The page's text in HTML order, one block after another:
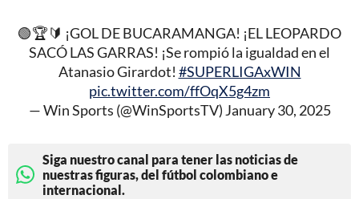
🟢🏆🔰 ¡GOL DE BUCARAMANGA! ¡EL LEOPARDO
SACÓ LAS GARRAS! ¡Se rompió la igualdad en el
Atanasio Girardot! #SUPERLIGAxWIN
pic.twitter.com/ffOqX5g4zm
— Win Sports (@WinSportsTV) January 30, 2025
Siga nuestro canal para tener las noticias de
nuestras figuras, del fútbol colombiano e
internacional.